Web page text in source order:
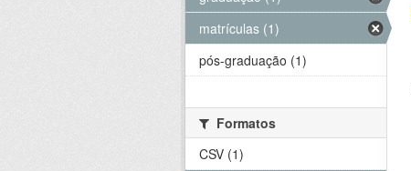
matrículas (1)
pós-graduação (1)
Formatos
CSV (1)